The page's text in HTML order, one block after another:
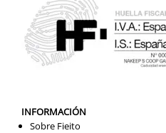
INFORMACIÓN
Sobre Fieito